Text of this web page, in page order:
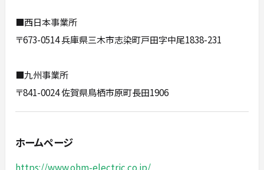
■西日本事業所
〒673-0514 兵庫県三木市志染町戸田字中尾1838-231
■九州事業所
〒841-0024 佐賀県鳥栖市原町長田1906
ホームページ
https://www.ohm-electric.co.jp/